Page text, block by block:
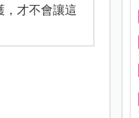
，才不會讓這